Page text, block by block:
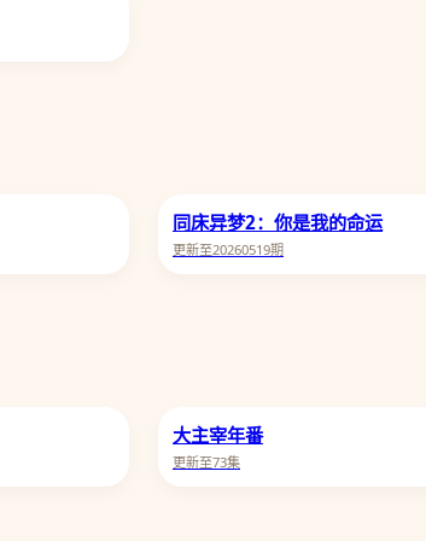
同床异梦2：你是我的命运
更新至20260519期
大主宰年番
更新至73集